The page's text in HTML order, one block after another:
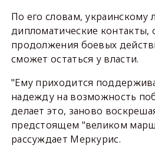
По его словам, украинскому
дипломатические контакты,
продолжения боевых
сможет остаться у власти.
"Ему приходится
надежду на возможность
делает это, заново
предстоящем "великом
рассуждает Меркурис.